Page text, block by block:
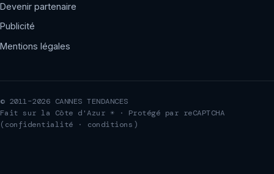
Devenir partenaire
Publicité
Mentions légales
© 2011–2026 CANNES TENDANCES
Fait sur la Côte d'Azur ☀ · Protégé par reCAPTCHA
( confidentialité · conditions )